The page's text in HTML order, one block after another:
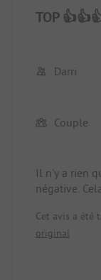
TOP
Darri
Couple
Il n'y a rien
négative.
Une
choisissez
Cet avis a été
original